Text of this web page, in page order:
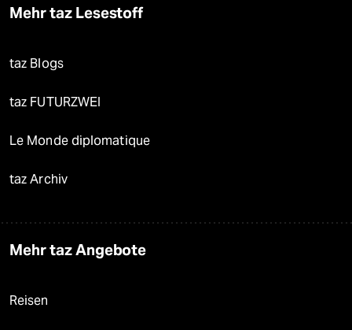
Mehr taz Lesestoff
taz Blogs
taz FUTURZWEI
Le Monde diplomatique
taz Archiv
Mehr taz Angebote
Reisen